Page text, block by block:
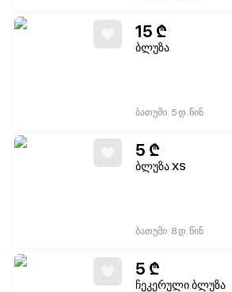
15 ₾
ბლუზა
ბათუმი 5 დ. წინ
5 ₾
ბლუზა XS
ბათუმი 8 დ. წინ
5 ₾
ჩეკერული ბლუზა